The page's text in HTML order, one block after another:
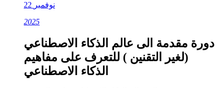
22 نوفمبر
2025
دورة مقدمة الى عالم الذكاء الاصطناعي
(لغير التقنين ) للتعرف على مفاهيم
الذكاء الاصطناعي